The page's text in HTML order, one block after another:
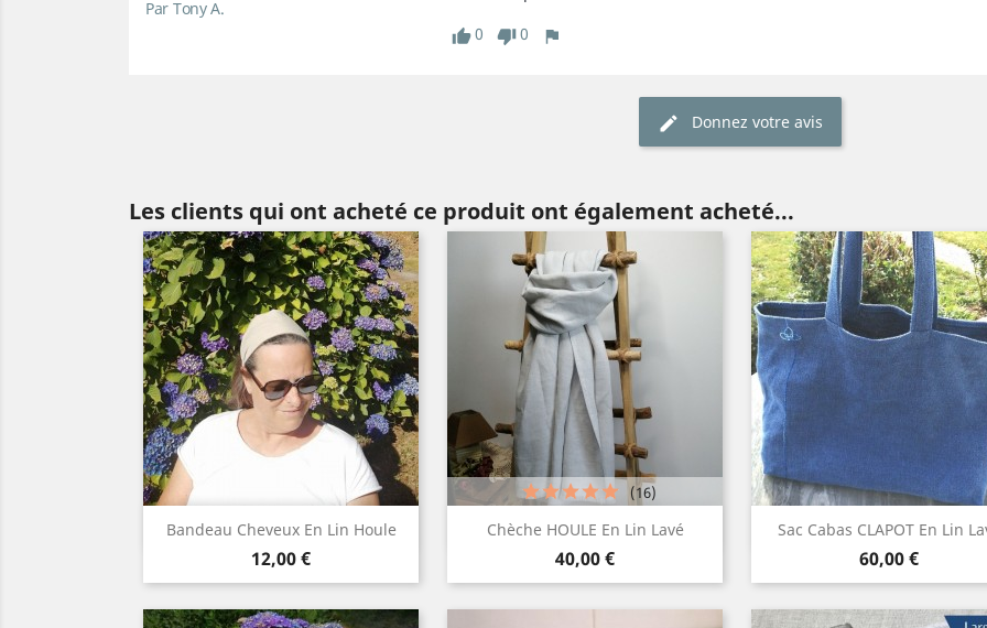
Par Tony A.
0
0
Donnez votre avis
Les clients qui ont acheté ce produit ont également acheté...
Bandeau Cheveux En Lin Houle
Prix
12,00 €
 Aperçu rapide
IvoireLin
naturel
Gris
clairmoyen
Chèche HOULE En Lin Lavé
Prix
40,00 €
(16)
Aperçu rapide
BlancLin
naturel
Gris
clairmoyen
Sac Cabas CLAPOT En Lin
Prix
60,00 €
Aperçu rapide
Lin
naturel
Bleu
foncé